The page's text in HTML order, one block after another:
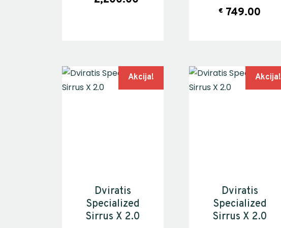
€ 749.00
Akcija!
Dviratis
Specialized
Sirrus X 2.0
Akcija!
Dviratis
Specialized
Sirrus X 2.0